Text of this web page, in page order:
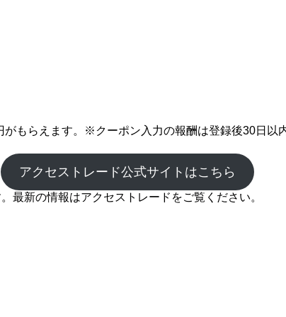
もらえます。※クーポン入力の報酬は登録後30日以
アクセストレード公式サイトはこちら
最新の情報はアクセストレードをご覧ください。